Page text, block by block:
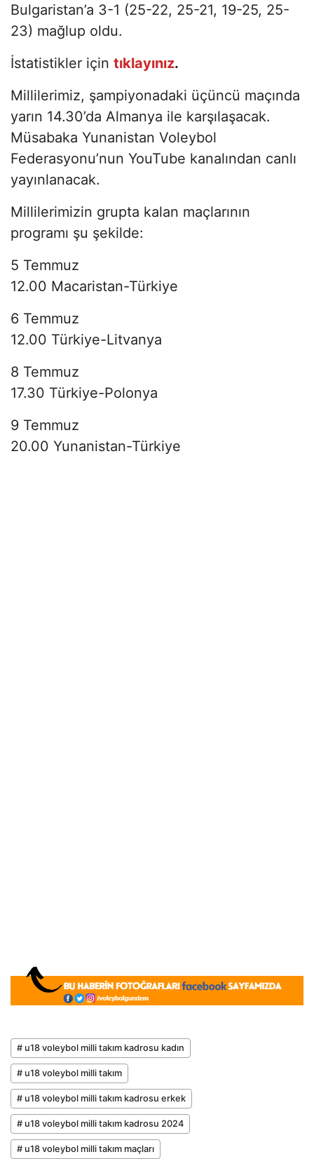
Bulgaristan’a 3-1 (25-22, 25-21, 19-25, 25-
23) mağlup oldu.
İstatistikler için tıklayınız.
Millilerimiz, şampiyonadaki üçüncü maçında
yarın 14.30’da Almanya ile karşılaşacak.
Müsabaka Yunanistan Voleybol
Federasyonu’nun YouTube kanalından canlı
yayınlanacak.
Millilerimizin grupta kalan maçlarının
programı şu şekilde:
5 Temmuz
12.00 Macaristan-Türkiye
6 Temmuz
12.00 Türkiye-Litvanya
8 Temmuz
17.30 Türkiye-Polonya
9 Temmuz
20.00 Yunanistan-Türkiye
# u18 voleybol milli takım kadrosu kadın
# u18 voleybol milli takım
# u18 voleybol milli takım kadrosu erkek
# u18 voleybol milli takım kadrosu 2024
# u18 voleybol milli takım maçları